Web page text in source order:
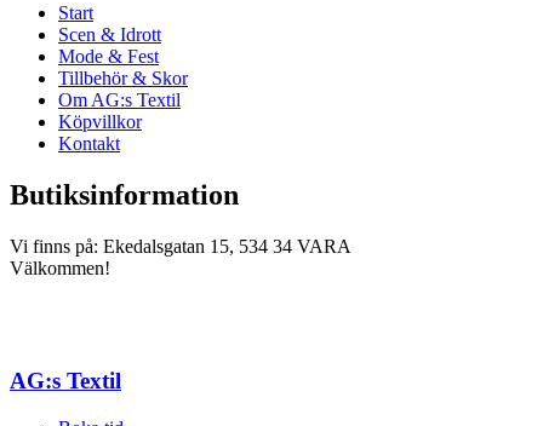
Start
Scen & Idrott
Mode & Fest
Tillbehör & Skor
Om AG:s Textil
Köpvillkor
Kontakt
Butiksinformation
Vi finns på: Ekedalsgatan 15, 534 34 VARA
Välkommen!
AG:s Textil